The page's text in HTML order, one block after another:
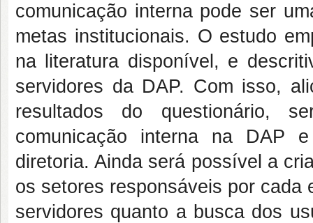
comunicação interna pode ser
metas institucionais. O estudo
na literatura disponível, e
servidores da DAP. Com isso,
resultados do questionário,
comunicação interna na DAP
diretoria. Ainda será possível a
os setores responsáveis por
servidores quanto a busca dos